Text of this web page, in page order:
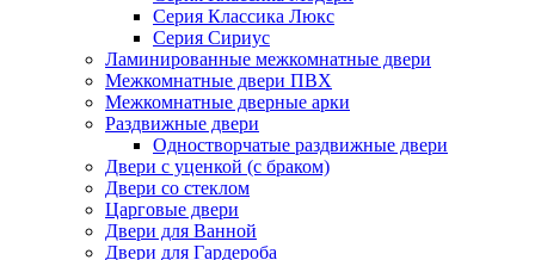
Серия Классика Люкс
Серия Сириус
Ламинированные межкомнатные двери
Межкомнатные двери ПВХ
Межкомнатные дверные арки
Раздвижные двери
Одностворчатые раздвижные двери
Двери с уценкой (с браком)
Двери со стеклом
Царговые двери
Двери для Ванной
Двери для Гардероба